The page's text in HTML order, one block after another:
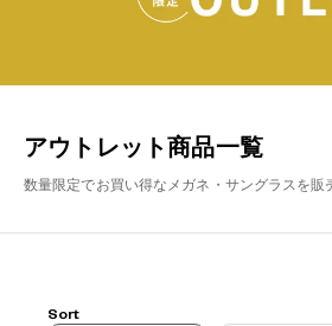
アウトレット商品一覧
数量限定でお買い得なメガネ・サングラスを販
Sort